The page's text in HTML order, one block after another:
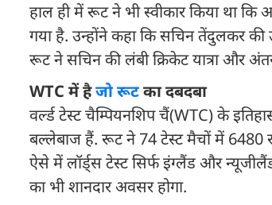
हाल ही में रूट ने भी स्वीकार किया था
गया है. उन्होंने कहा कि सचिन तेंदुलकर
रूट ने सचिन की लंबी क्रिकेट यात्रा और
WTC में हैजो रूटका दबदबा
वर्ल्ड टेस्ट चैम्प‍ियनश‍िप चैं(WTC) के
बल्लेबाज हैं. रूट ने 74 टेस्ट मैचों में 6480
ऐसे में लॉर्ड्स टेस्ट सिर्फ इंग्लैंड और
का भी शानदार अवसर होगा.